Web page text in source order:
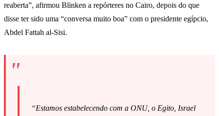
reaberta”, afirmou Blinken a repórteres no Cairo, depois do que
disse ter sido uma “conversa muito boa” com o presidente egípcio,
Abdel Fattah al-Sisi.
“Estamos estabelecendo com a ONU, o Egito, Israel